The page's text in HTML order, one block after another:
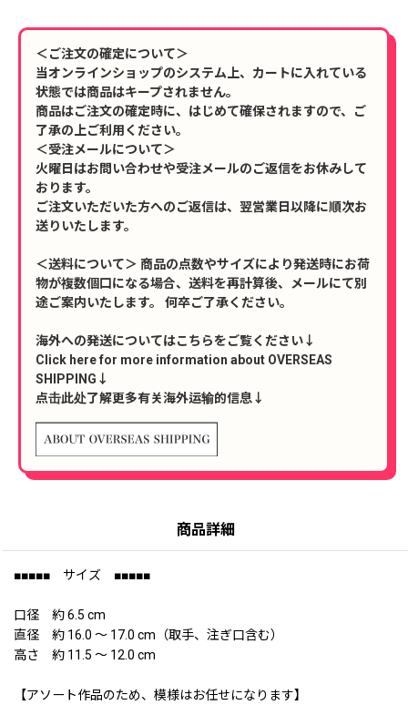
＜ご注文の確定について＞
当オンラインショップのシステム上、カートに入れている
状態では商品はキープされません。
商品はご注文の確定時に、はじめて確保されますので、ご
了承の上ご利用ください。
＜受注メールについて＞
火曜日はお問い合わせや受注メールのご返信をお休みして
おります。
ご注文いただいた方へのご返信は、翌営業日以降に順次お
送りいたします。
＜送料について＞ 商品の点数やサイズにより発送時にお荷
物が複数個口になる場合、送料を再計算後、メールにて別
途ご案内いたします。 何卒ご了承ください。
海外への発送についてはこちらをご覧ください↓
Click here for more information about OVERSEAS
SHIPPING↓
点击此处了解更多有关海外运输的信息↓
商品詳細
■■■■■ サイズ ■■■■■
口径 約 6.5 cm
直径 約 16.0 〜 17.0 cm（取手、注ぎ口含む）
高さ 約 11.5 〜 12.0 cm
【アソート作品のため、模様はお任せになります】